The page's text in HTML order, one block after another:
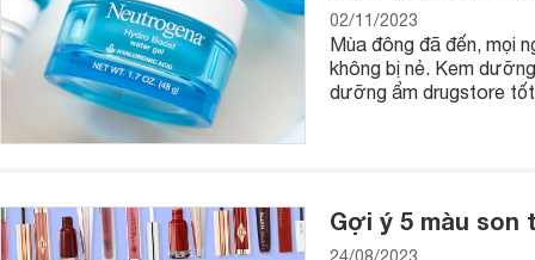
02/11/2023
Mùa đông đã đến, mọi
không bị nẻ. Kem
dưỡng ẩm drugstore
Gợi ý 5 màu son